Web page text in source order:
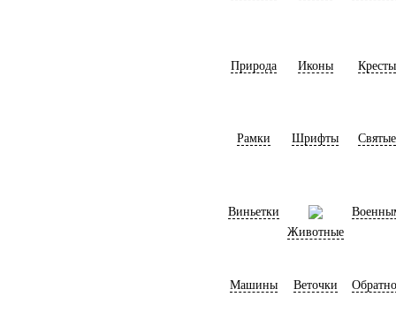
Природа Иконы Кресты
Рамки Шрифты Святые
Виньетки
Животные
Машины Веточки